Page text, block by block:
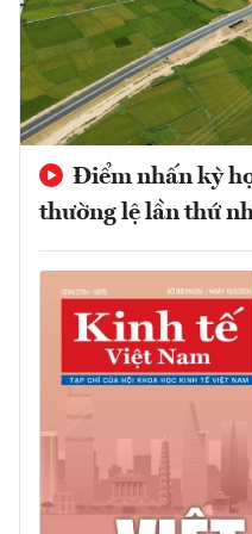
Điểm nhấn kỳ
thường lệ lần thứ